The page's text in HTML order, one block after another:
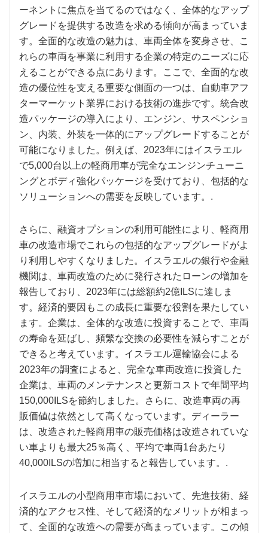
ーネントに焦点を当てるのではなく、全体的なアップ
グレードを提供する改造を求める傾向が高まっていま
す。全面的な改造の魅力は、車両全体を変身させ、こ
れらの車両を事業に利用する企業の特定のニーズに応
えることができる点にあります。ここで、全面的な改
造の優位性を支える重要な側面の一つは、自動車アフ
ターマーケット業界における技術の進歩です。統合改
造パッケージの導入により、エンジン、サスペンショ
ン、内装、外装を一体的にアップグレードすることが
可能になりました。例えば、2023年にはイスラエル
で5,000台以上の軽商用車が完全なエンジンチューニ
ングとボディ強化パッケージを受けており、包括的な
ソリューションへの需要を反映しています。.
さらに、融資オプションの利用可能性により、軽商用
車の改造市場でこれらの包括的なアップグレードがよ
り利用しやすくなりました。イスラエルの銀行や金融
機関は、車両改造のために発行されたローンの増加を
報告しており、2023年には総額約2億ILSに達しま
す。経済的要因もこの成長に重要な役割を果たしてい
ます。企業は、全体的な改造に投資することで、車両
の寿命を延ばし、頻繁な交換の必要性を減らすことが
できると考えています。イスラエル運輸協会による
2023年の調査によると、完全な車両改造に投資した
企業は、車両のメンテナンスと更新コストで年間平均
150,000ILSを節約しました。さらに、改造車両の再
販価値は依然として高くなっています。ディーラー
は、改造された軽商用車の販売価格は改造されていな
い車よりも最大25％高く、平均で車両1台あたり
40,000ILSの増加に相当すると報告しています。.
イスラエルの小型商用車市場において、先進技術、経
済的なアクセス性、そして経済的なメリットが相まっ
て、全面的な改造への需要が高まっています。この傾